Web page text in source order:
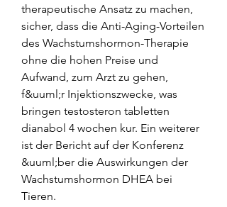
therapeutische Ansatz zu machen,
sicher, dass die Anti-Aging-Vorteilen
des Wachstumshormon-Therapie
ohne die hohen Preise und
Aufwand, zum Arzt zu gehen,
f&uuml;r Injektionszwecke, was
bringen testosteron tabletten
dianabol 4 wochen kur. Ein weiterer
ist der Bericht auf der Konferenz
&uuml;ber die Auswirkungen der
Wachstumshormon DHEA bei
Tieren.